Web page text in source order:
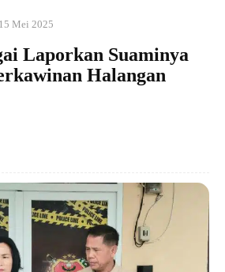
15 Mei 2025
Laporkan Suaminya
Halangan